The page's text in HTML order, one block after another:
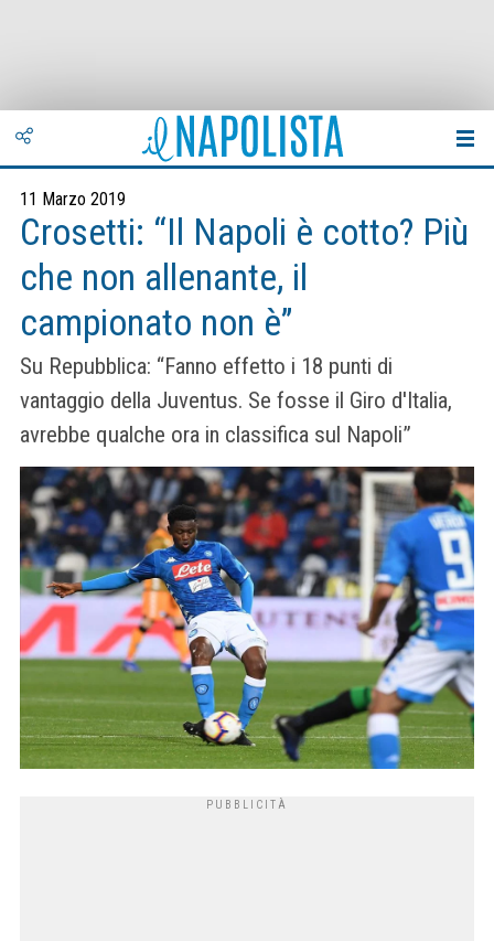
11 Marzo 2019
Crosetti: “Il Napoli è cotto? Più
che non allenante, il
campionato non è”
Su Repubblica: “Fanno effetto i 18 punti di
vantaggio della Juventus. Se fosse il Giro d'Italia,
avrebbe qualche ora in classifica sul Napoli”